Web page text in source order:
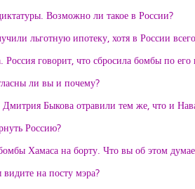
Возможно ли такое в России?
льготную ипотеку, хотя в России
говорит, что сбросила бомбы по его
ли вы и почему?
Быкова отравили тем же, что и
Россию?
Хамаса на борту. Что вы об этом
на посту мэра?